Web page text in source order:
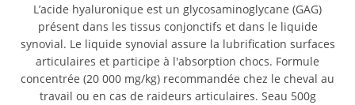
L’acide hyaluronique est un glycosaminoglycane (GAG)
présent dans les tissus conjonctifs et dans le liquide
synovial. Le liquide synovial assure la lubrification surfaces
articulaires et participe à l'absorption chocs. Formule
concentrée (20 000 mg/kg) recommandée chez le cheval au
travail ou en cas de raideurs articulaires. Seau 500g